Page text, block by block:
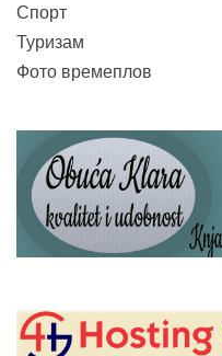
Спорт
Туризам
Фото времеплов